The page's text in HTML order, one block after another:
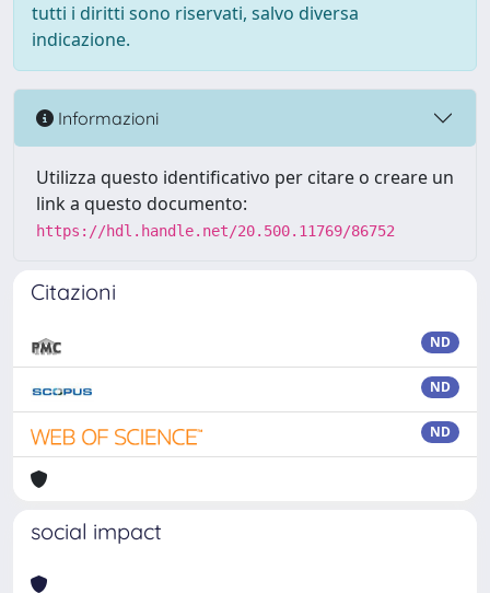
tutti i diritti sono riservati, salvo diversa
indicazione.
Informazioni
Utilizza questo identificativo per citare o creare un
link a questo documento:
https://hdl.handle.net/20.500.11769/86752
Citazioni
ND
ND
ND
social impact